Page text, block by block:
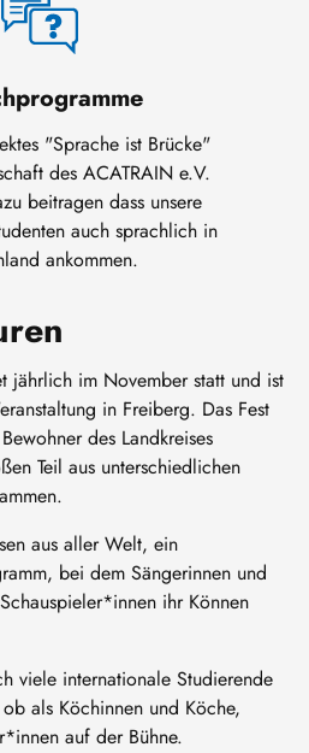
"Sprache ist Brücke"
des ACATRAIN e.V.
beitragen dass unsere
auch sprachlich in
ankommen.
jährlich im November statt und ist
in Freiberg. Das Fest
des Landkreises
Teil aus unterschiedlichen
aus aller Welt, ein
bei dem Sängerinnen und
ihr Können
viele internationale Studierende
als Köchinnen und Köche,
auf der Bühne.